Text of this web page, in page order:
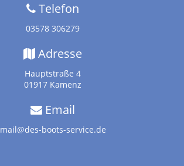
Telefon
03578 306279
Adresse
Hauptstraße 4
01917 Kamenz
Email
mail@des-boots-service.de